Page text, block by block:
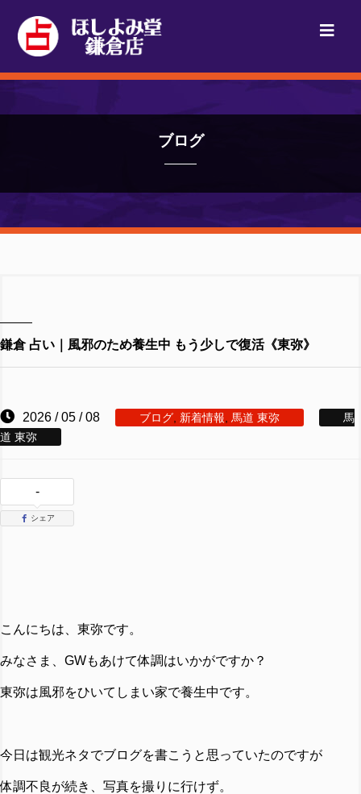
ブログ
鎌倉 占い｜風邪のため養生中 もう少しで復活《東弥》
2026 / 05 / 08 ブログ 新着情報 馬道 東弥
馬
道 東弥
-
シェア
こんにちは、東弥です。
みなさま、GWもあけて体調はいかがですか？
東弥は風邪をひいてしまい家で養生中です。
今日は観光ネタでブログを書こうと思っていたのですが
体調不良が続き、写真を撮りに行けず。